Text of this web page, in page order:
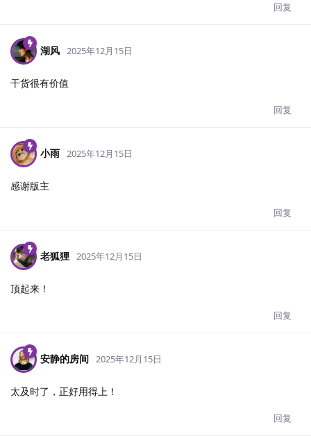
回复
湖风 2025年12月15日
干货很有价值
回复
小雨 2025年12月15日
感谢版主
回复
老狐狸 2025年12月15日
顶起来！
回复
安静的房间 2025年12月15日
太及时了，正好用得上！
回复